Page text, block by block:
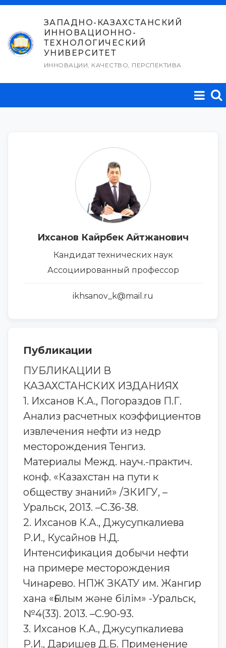
Перейти
содержимому
ЗАПАДНО-КАЗАХСТАНСКИЙ
ИННОВАЦИОННО-
ТЕХНОЛОГИЧЕСКИЙ
УНИВЕРСИТЕТ
ИННОВАЦИИ, КАЧЕСТВО, ПЕРСПЕКТИВА
Ихсанов Кайрбек Айтжанович
Кандидат технических наук
Ассоциированный профессор
ikhsanov_k@mail.ru
Публикации
ПУБЛИКАЦИИ В
КАЗАХСТАНСКИХ ИЗДАНИЯХ
1. Ихсанов К.А., Погораздов П.Г.
Анализ расчетных коэффициентов
извлечения нефти из недр
месторождения Тенгиз.
Материалы Межд. науч.-практич.
конф. «Казахстан на пути к
обществу знаний» /ЗКИГУ, –
Уральск, 2013. –С.36-38.
2. Ихсанов К.А., Джусупкалиева
Р.И., Кусайнов Н.Д.
Интенсификация добычи нефти
на примере месторождения
Чинарево. НПЖ ЗКАТУ им. Жангир
хана «Ғылым және білім» -Уральск,
№4(33). 2013. –С.90-93.
3. Ихсанов К.А., Джусупкалиева
Р.И., Даришев Д.Б. Применение